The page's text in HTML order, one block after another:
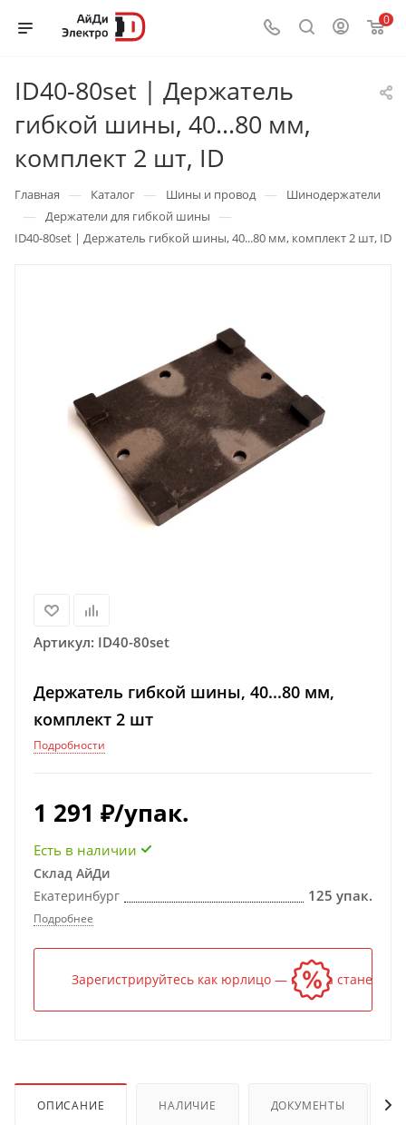
0
ID40-80set | Держатель
гибкой шины, 40...80 мм,
комплект 2 шт, ID
Главная — Каталог — Шины и провод — Шинодержатели
— Держатели для гибкой шины —
ID40-80set | Держатель гибкой шины, 40...80 мм, комплект 2 шт, ID
Артикул: ID40-80set
Держатель гибкой шины, 40...80 мм,
комплект 2 шт
Подробности
1 291 ₽/упак.
Есть в наличии
Склад АйДи
Екатеринбург
125 упак.
Подробнее
Зарегистрируйтесь как юрлицо — и цена станет
ОПИСАНИЕ НАЛИЧИЕ ДОКУМЕНТЫ